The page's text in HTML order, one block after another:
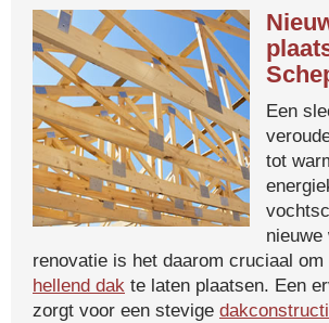
Een
tot
nieuwe
renovatie is het daarom cruciaal om
hellend dak te laten plaatsen. Een
zorgt voor een stevige